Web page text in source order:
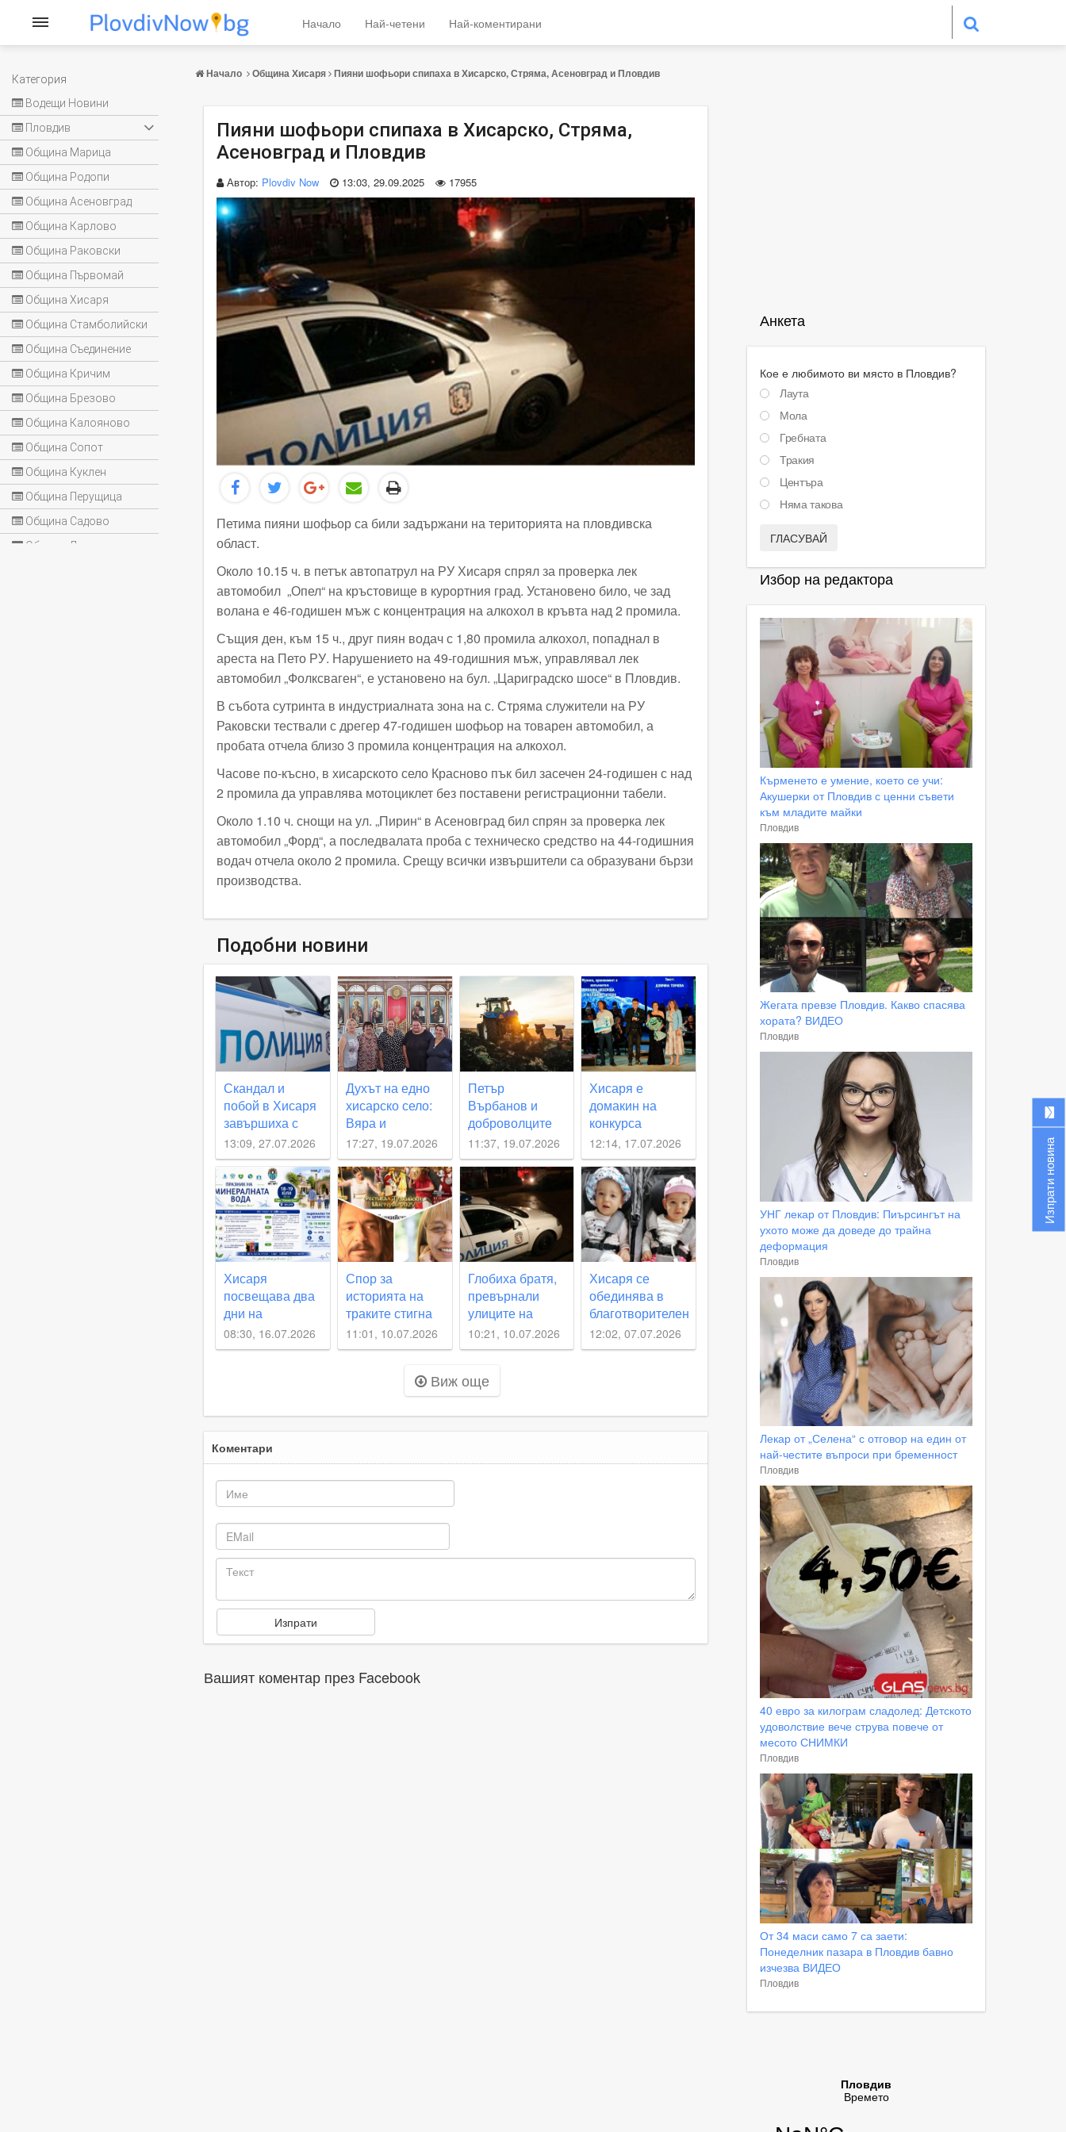
Категория
Водещи Новини
Пловдив
Община Марица
Община Родопи
Община Асеновград
Община Карлово
Община Раковски
Община Първомай
Община Хисаря
Община Стамболийски
Община Съединение
Община Кричим
Община Брезово
Община Калояново
Община Сопот
Община Куклен
Община Перущица
Община Садово
Община Лъки
Начало Най-четени Най-коментирани
Начало Община Хисаря Пияни шофьори спипаха в Хисарско, Стряма, Асеновград и Пловдив
Пияни шофьори спипаха в Хисарско, Стряма,
Асеновград и Пловдив
Автор: Plovdiv Now 13:03, 29.09.2025 17955
Петима пияни шофьор са били задържани на територията на пловдивска
област.
Около 10.15 ч. в петък автопатрул на РУ Хисаря спрял за проверка лек
автомобил „Опел“ на кръстовище в курортния град. Установено било, че зад
волана е 46-годишен мъж с концентрация на алкохол в кръвта над 2 промила.
Същия ден, към 15 ч., друг пиян водач с 1,80 промила алкохол, попаднал в
ареста на Пето РУ. Нарушението на 49-годишния мъж, управлявал лек
автомобил „Фолксваген“, е установено на бул. „Цариградско шосе“ в Пловдив.
В събота сутринта в индустриалната зона на с. Стряма служители на РУ
Раковски тествали с дрегер 47-годишен шофьор на товарен автомобил, а
пробата отчела близо 3 промила концентрация на алкохол.
Часове по-късно, в хисарското село Красново пък бил засечен 24-годишен с над
2 промила да управлява мотоциклет без поставени регистрационни табели.
Около 1.10 ч. снощи на ул. „Пирин“ в Асеновград бил спрян за проверка лек
автомобил „Форд“, а последвалата проба с техническо средство на 44-годишния
водач отчела около 2 промила. Срещу всички извършители са образувани бързи
производства.
Подобни новини
Скандал и
побой в Хисаря
завършиха с
арест
13:09, 27.07.2026
Духът на едно
хисарско село:
Вяра и
единство
възродиха 137-
годишния храм
на Черничево
17:27, 19.07.2026
Петър
Върбанов и
доброволците
от Хисаря,
които не чакат
институциите, а
действат
11:37, 19.07.2026
Хисаря е
домакин на
конкурса
“Мелодията на
водата“,
публиката влиза
безплатно
12:14, 17.07.2026
Хисаря
посвещава два
дни на
минералната
вода, здравето
08:30, 16.07.2026
Спор за
историята на
траките стигна
до съда в
Пловдив
11:01, 10.07.2026
Глобиха братя,
превърнали
улиците на
Хисаря в писта
10:21, 10.07.2026
Хисаря се
обединява в
благотворителен
концерт за Иван
и Беатриче
12:02, 07.07.2026
Виж още
Коментари
Вашият коментар през Facebook
Анкета
Кое е любимото ви място в Пловдив?
Лаута
Мола
Гребната
Тракия
Центъра
Няма такова
ГЛАСУВАЙ
Избор на редактора
Кърменето е умение, което се учи:
Акушерки от Пловдив с ценни съвети
към младите майки
Пловдив
Жегата превзе Пловдив. Какво спасява
хората? ВИДЕО
Пловдив
УНГ лекар от Пловдив: Пиърсингът на
ухото може да доведе до трайна
деформация
Пловдив
Лекар от „Селена“ с отговор на един от
най-честите въпроси при бременност
Пловдив
40 евро за килограм сладолед: Детското
удоволствие вече струва повече от
месото СНИМКИ
Пловдив
От 34 маси само 7 са заети:
Понеделник пазара в Пловдив бавно
изчезва ВИДЕО
Пловдив
Изпрати новина